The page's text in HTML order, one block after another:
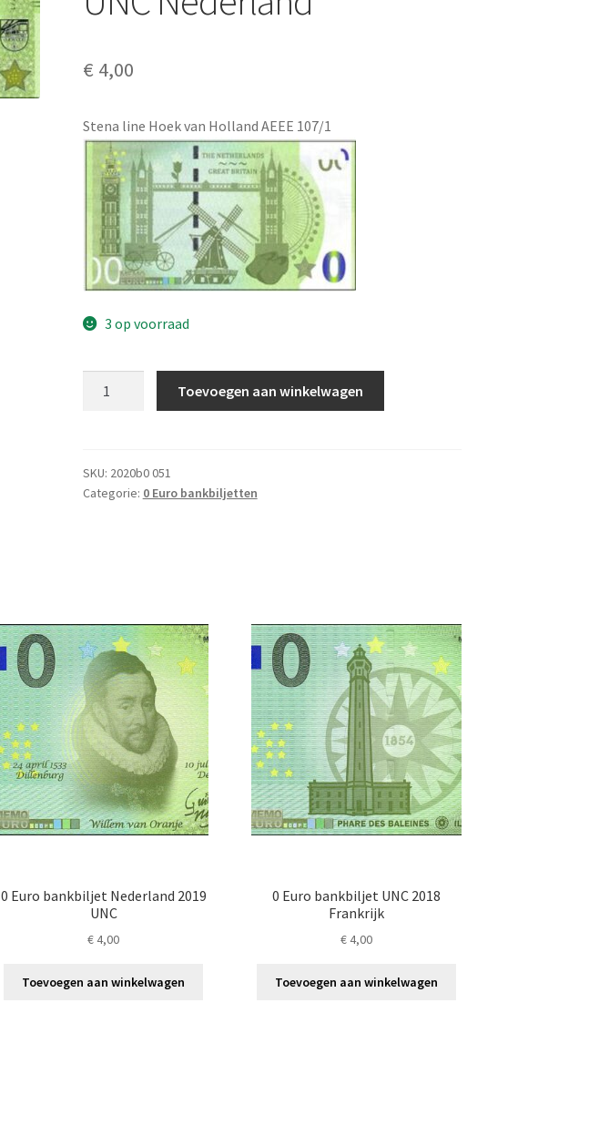
€ 4,00
Stena line Hoek van Holland AEEE 107/1
3 op voorraad
UNC
Nederland
Toevoegen aan winkelwagen
SKU: 2020b0 051
Categorie: 0 Euro bankbiljetten
0 Euro bankbiljet Nederland 2019
UNC
€4,00
Toevoegen aan winkelwagen
0 Euro bankbiljet UNC 2018
Frankrijk
€4,00
Toevoegen aan winkelwagen